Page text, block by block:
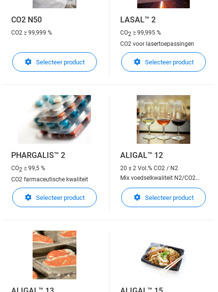
CO2 N50
CO2 ≥ 99,999 %
Selecteer product
LASAL™ 2
CO2 ≥ 99,995 %
CO2 voor lasertoepassingen
Selecteer product
PHARGALIS™ 2
CO2 ≥ 99,5 %
CO2 farmaceutische kwaliteit
Selecteer product
ALIGAL™ 12
20 ± 2 Vol.% CO2 / N2
Mix voedselkwaliteit N2/CO2
80/20
Selecteer product